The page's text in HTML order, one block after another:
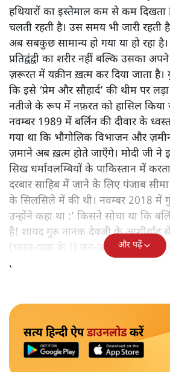
हथियारों का इस्तेमाल कम से कम दिखता
चलती रहती है। उस समय भी जारी
अब सबकुछ सामान्य हो गया या हो रहा
प्रतिद्वंद्वी का शरीर नहीं बल्कि उसका
ज़रूरत में यक़ीन ख़त्म कर दिया जाता है।
कि इसे ‘प्रेम और सौहार्द’ की थीम पर
नतीजे के रूप में नफ़रत को हासिल किया
नवम्बर 1989 में बर्लिन की दीवार के
गया था कि भौगोलिक विभाजन और
ज़माने अब ख़त्म होते जाएँगे। मोदी जी ने
सिख धर्मावलम्बियों के पाकिस्तान में
दरबार साहिब में जाने के लिए पंजाब सीमा
के सिलसिले में की थी। नवम्बर 2018 में
उन्होंने कहा था :’ किसने सोचा था कि
है! शायद गुरु नानक देवजी के आशीर्वाद से
(भारत-पाक के !) जन-जन को जोड़ने का
है!‘
और पढ़ें
सत्य हिन्दी ऐपडाउनलोडकरें